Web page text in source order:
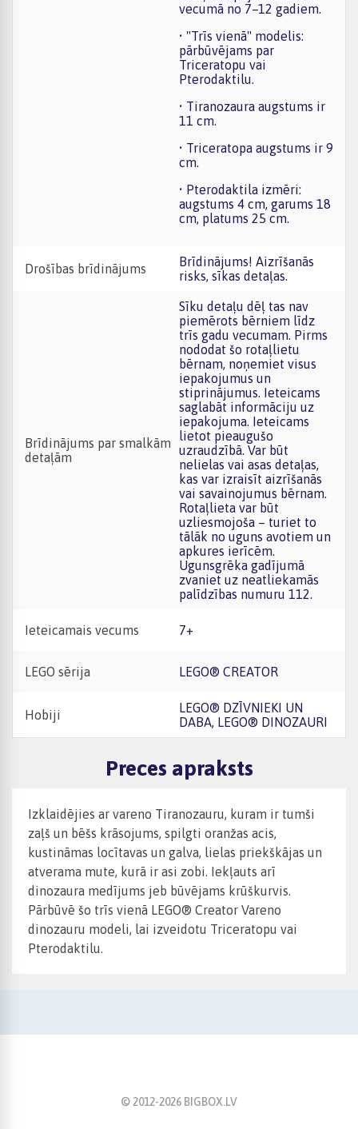
vecumā no 7–12 gadiem.
• "Trīs vienā" modelis:
pārbūvējams par
Triceratopu vai
Pterodaktilu.
• Tiranozaura augstums ir
11 cm.
• Triceratopa augstums ir 9
cm.
• Pterodaktila izmēri:
augstums 4 cm, garums 18
cm, platums 25 cm.
Drošības brīdinājums
Brīdinājums! Aizrīšanās
risks, sīkas detaļas.
Brīdinājums par smalkām
detaļām
Sīku detaļu dēļ tas nav
piemērots bērniem līdz
trīs gadu vecumam. Pirms
nododat šo rotaļlietu
bērnam, noņemiet visus
iepakojumus un
stiprinājumus. Ieteicams
saglabāt informāciju uz
iepakojuma. Ieteicams
lietot pieaugušo
uzraudzībā. Var būt
nelielas vai asas detaļas,
kas var izraisīt aizrīšanās
vai savainojumus bērnam.
Rotaļlieta var būt
uzliesmojoša – turiet to
tālāk no uguns avotiem un
apkures ierīcēm.
Ugunsgrēka gadījumā
zvaniet uz neatliekamās
palīdzības numuru 112.
Ieteicamais vecums 7+
LEGO sērija LEGO® CREATOR
Hobiji
LEGO® DZĪVNIEKI UN
DABA, LEGO® DINOZAURI
Preces apraksts
Izklaidējies ar vareno Tiranozauru, kuram ir tumši
zaļš un bēšs krāsojums, spilgti oranžas acis,
kustināmas locītavas un galva, lielas priekškājas un
atverama mute, kurā ir asi zobi. Iekļauts arī
dinozaura medījums jeb būvējams krūškurvis.
Pārbūvē šo trīs vienā LEGO® Creator Vareno
dinozauru modeli, lai izveidotu Triceratopu vai
Pterodaktilu.
© 2012-2026 BIGBOX.LV